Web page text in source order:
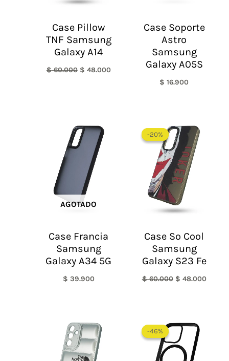
Case Pillow
TNF Samsung
Galaxy A14
$60.000 $ 48.000
Case Soporte
Astro
Samsung
Galaxy A05S
$ 16.900
AGOTADO
Case Francia
Samsung
Galaxy A34 5G
$ 39.900
-20%
-20%
Case So Cool
Samsung
Galaxy S23 Fe
$60.000
precio
original
era:
$ 60.000.
$ 48.000
-46%
-46%
precio
original
era:
$ 65.000.